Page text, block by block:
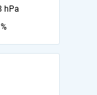
hPa